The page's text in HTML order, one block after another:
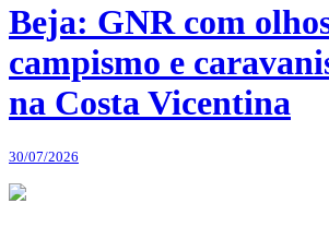
Beja: GNR com
campismo e
na Costa Vicentina
30/07/2026